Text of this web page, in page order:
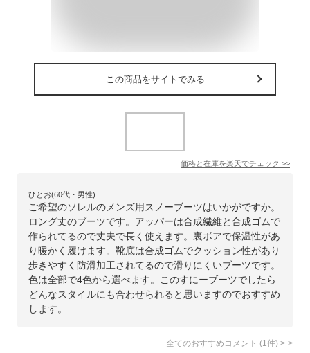
この商品をサイトでみる
価格と在庫を楽天でチェック >>
ひとお(60代・男性)
ご希望のソレルのメンズ用スノーブーツはいかがですか。
ロング丈のブーツです。アッパーは合成繊維と合成ゴムで
作られてるので丈夫で長く使えます。裏ボアで保温性があ
り暖かく履けます。靴底は合成ゴムでクッション性があり
歩きやすく防滑加工されてるので滑りにくいブーツです。
色は全部で4色から選べます。このすにーブーツでしたら
どんなスタイルにも合わせられると思いますのでおすすめ
します。
全てのおすすめコメント (1 件) >